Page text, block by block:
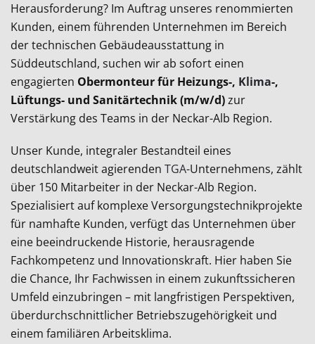
Herausforderung? Im Auftrag unseres renommierten
Kunden, einem führenden Unternehmen im Bereich
der technischen Gebäudeausstattung in
Süddeutschland, suchen wir ab sofort einen
engagierten Obermonteur für Heizungs-, Klima-,
Lüftungs- und Sanitärtechnik (m/w/d)zur
Verstärkung des Teams in der Neckar-Alb Region.
Unser Kunde, integraler Bestandteil eines
deutschlandweit agierenden TGA-Unternehmens, zählt
über 150 Mitarbeiter in der Neckar-Alb Region.
Spezialisiert auf komplexe Versorgungstechnikprojekte
für namhafte Kunden, verfügt das Unternehmen über
eine beeindruckende Historie, herausragende
Fachkompetenz und Innovationskraft. Hier haben Sie
die Chance, Ihr Fachwissen in einem zukunftssicheren
Umfeld einzubringen – mit langfristigen Perspektiven,
überdurchschnittlicher Betriebszugehörigkeit und
einem familiären Arbeitsklima.